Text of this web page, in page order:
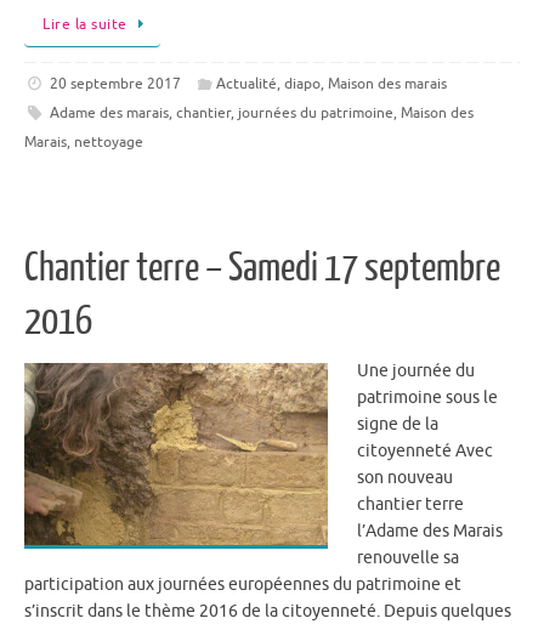
Lire la suite
20 septembre 2017 Actualité,diapo,Maison des marais
Adame des marais, chantier, journées du patrimoine, Maison des
Marais, nettoyage
Chantier terre – Samedi 17 septembre
2016
Une journée du
patrimoine sous le
signe de la
citoyenneté Avec
son nouveau
chantier terre
l’Adame des Marais
renouvelle sa
participation aux journées européennes du patrimoine et
s’inscrit dans le thème 2016 de la citoyenneté. Depuis quelques